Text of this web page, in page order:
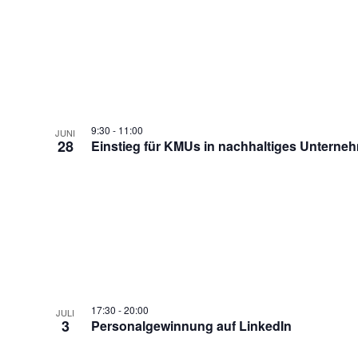
JUNI
28
9:30 - 11:00
Einstieg für KMUs in nachhaltiges
JULI
3
17:30 -20:00
Personalgewinnung auf LinkedIn